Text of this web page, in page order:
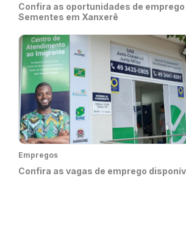
Confira as oportunidades de
Sementes em Xanxerê
Empregos
Confira as vagas de emprego